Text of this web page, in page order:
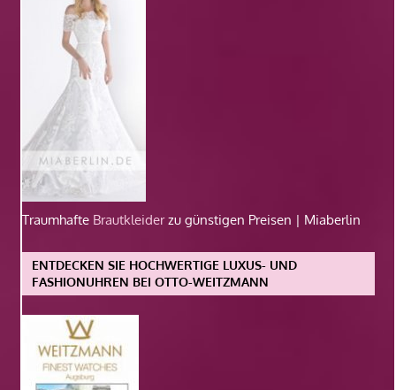
Traumhafte Brautkleiderzu günstigen Preisen | Miaberlin
ENTDECKEN SIE HOCHWERTIGE LUXUS- UND
FASHIONUHREN BEI OTTO-WEITZMANN